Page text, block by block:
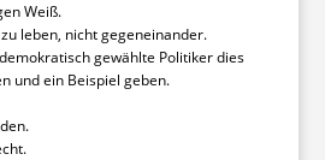
Weiß.
leben, nicht gegeneinander.
gewählte Politiker dies
und ein Beispiel geben.